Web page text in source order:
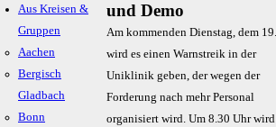
Aus Kreisen &
Gruppen
Aachen
Bergisch
Gladbach
Bonn
und Demo
Am kommenden Dienstag, dem
wird es einen Warnstreik in der
Uniklinik geben, der wegen der
Forderung nach mehr Personal
organisiert wird. Um 8.30 Uhr